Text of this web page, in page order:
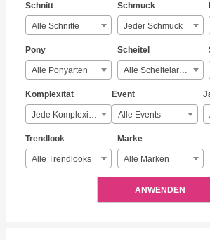
Schnitt
Alle Schnitte
Schmuck
Jeder Schmuck
Pony
Alle Ponyarten
Scheitel
Alle Scheitelarten
Komplexität
Jede Komplexität
Event
Alle Events
Trendlook
Alle Trendlooks
Marke
Alle Marken
ANWENDEN